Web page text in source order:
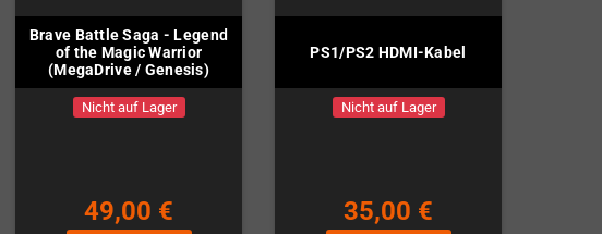
Brave Battle Saga - Legend
of the Magic Warrior
(MegaDrive / Genesis)
Nicht auf Lager
49,00 €
PS1/PS2 HDMI-Kabel
Nicht auf Lager
35,00 €